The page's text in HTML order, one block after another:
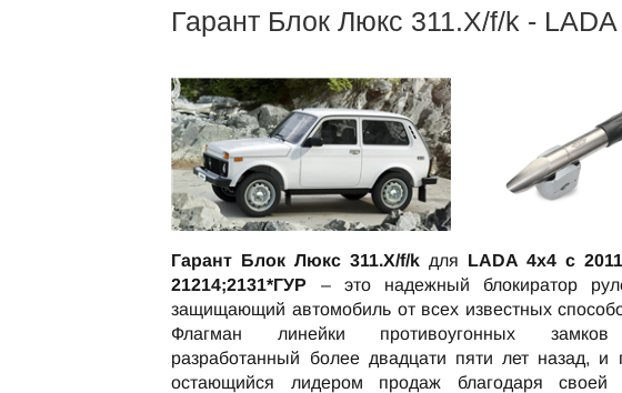
Гарант Блок Люкс 311.X/f/k -
Гарант Блок Люкс 311.X/f/k для LADA 4x4 c
21214;2131*ГУР – это надежный блокиратор
защищающий автомобиль от всех известных
Флагман линейки противоугонных замков
разработанный более двадцати пяти лет назад, и
остающийся лидером продаж благодаря своей